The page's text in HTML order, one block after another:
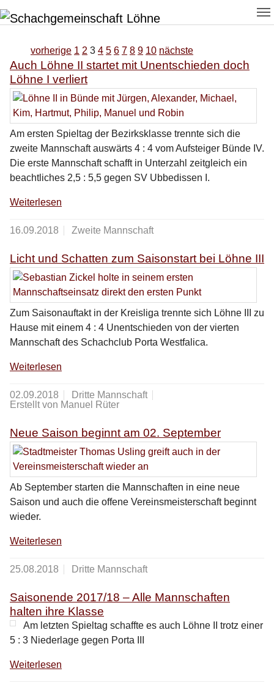
vorherige 1 2 3 4 5 6 7 8 9 10 nächste
Auch Löhne II startet mit Unentschieden doch
Löhne I verliert
Am ersten Spieltag der Bezirksklasse trennte sich die
zweite Mannschaft auswärts 4 : 4 vom Aufsteiger Bünde IV.
Die erste Mannschaft schafft in Unterzahl zeitgleich ein
beachtliches 2,5 : 5,5 gegen SV Ubbedissen I.
Weiterlesen
16.09.2018 Zweite Mannschaft
Licht und Schatten zum Saisonstart bei Löhne III
Zum Saisonauftakt in der Kreisliga trennte sich Löhne III zu
Hause mit einem 4 : 4 Unentschieden von der vierten
Mannschaft des Schachclub Porta Westfalica.
Weiterlesen
02.09.2018
Dritte Mannschaft
Erstellt von Manuel Rüter
Neue Saison beginnt am 02. September
Ab September starten die Mannschaften in eine neue
Saison und auch die offene Vereinsmeisterschaft beginnt
wieder.
Weiterlesen
25.08.2018 Dritte Mannschaft
Saisonende 2017/18 – Alle Mannschaften
halten ihre Klasse
Am letzten Spieltag schaffte es auch Löhne II trotz einer
5 : 3 Niederlage gegen Porta III
Weiterlesen